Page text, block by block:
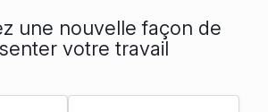
une nouvelle façon de
votre travail